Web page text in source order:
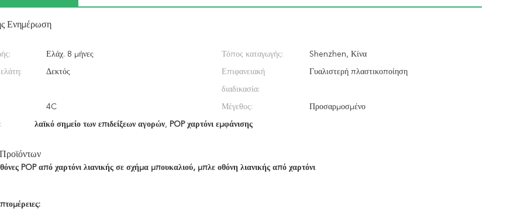
Ενημέρωση
Ελάχ. 8 μήνες Τόπος καταγωγής: Shenzhen, Κίνα
Δεκτός Επιφανειακή
διαδικασία:
Γυαλιστερή πλαστικοποίηση
4C Μέγεθος: Προσαρμοσμένο
λαϊκό σημείο των επιδείξεων αγορών, POP χαρτόνι εμφάνισης
POP από χαρτόνι λιανικής σε σχήμα μπουκαλιού, μπλε οθόνη λιανικής από χαρτόνι